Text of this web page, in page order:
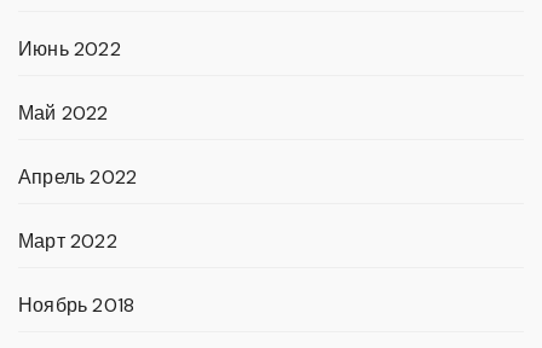
Июнь 2022
Май 2022
Апрель 2022
Март 2022
Ноябрь 2018